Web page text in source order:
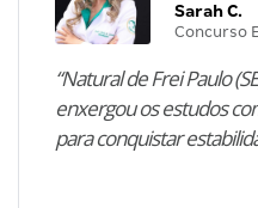
Sarah C.
Concurso
“Natural de Frei Paulo
enxergou os estudos
para conquistar